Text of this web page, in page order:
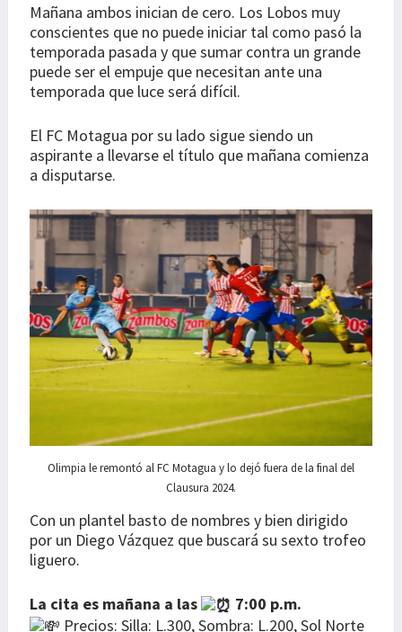
Mañana ambos inician de cero. Los Lobos muy
conscientes que no puede iniciar tal como pasó la
temporada pasada y que sumar contra un grande
puede ser el empuje que necesitan ante una
temporada que luce será difícil.
El FC Motagua por su lado sigue siendo un
aspirante a llevarse el título que mañana comienza
a disputarse.
Olimpia le remontó al FC Motagua y lo dejó fuera de la final del
Clausura 2024.
Con un plantel basto de nombres y bien dirigido
por un Diego Vázquez que buscará su sexto trofeo
liguero.
La cita es mañana a las
7:00 p.m.
Precios: Silla: L.300, Sombra: L.200, Sol Norte